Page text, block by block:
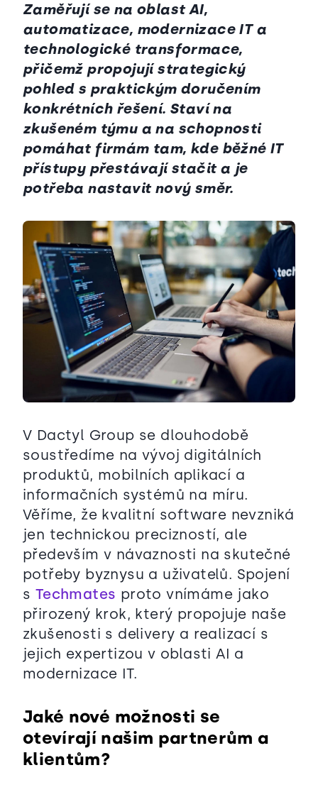
Zaměřují se na oblast AI,
automatizace, modernizace IT a
technologické transformace,
přičemž propojují strategický
pohled s praktickým doručením
konkrétních řešení. Staví na
zkušeném týmu a na schopnosti
pomáhat firmám tam, kde běžné IT
přístupy přestávají stačit a je
potřeba nastavit nový směr.
V Dactyl Group se dlouhodobě
soustředíme na vývoj digitálních
produktů, mobilních aplikací a
informačních systémů na míru.
Věříme, že kvalitní software nevzniká
jen technickou precizností, ale
především v návaznosti na skutečné
potřeby byznysu a uživatelů. Spojení
s Techmates proto vnímáme jako
přirozený krok, který propojuje naše
zkušenosti s delivery a realizací s
jejich expertizou v oblasti AI a
modernizace IT.
Jaké nové možnosti se
otevírají našim partnerům a
klientům?